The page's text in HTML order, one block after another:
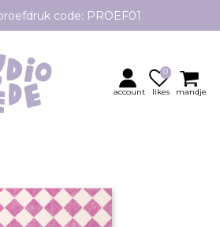
code: PROEF01
speciaal ontworpen voor jouw
contact en advies
account likes
0
mandje